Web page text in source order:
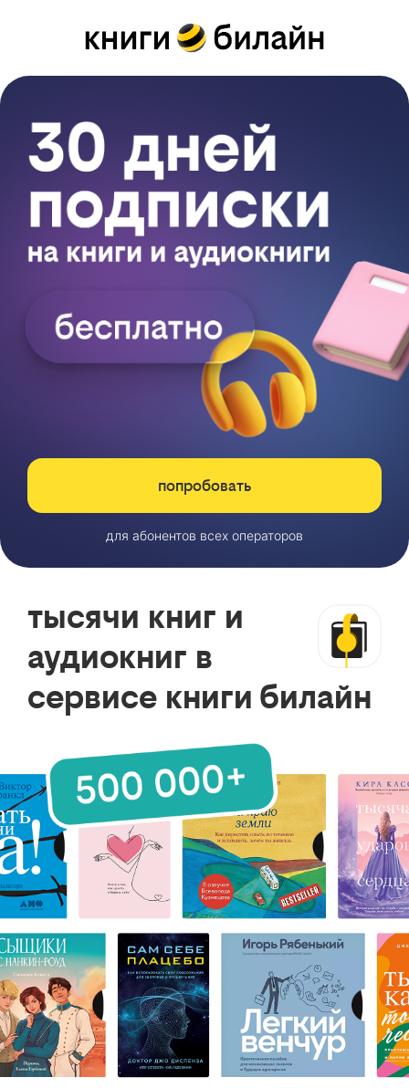
попробовать
для абонентов всех операторов
тысячи книг и
аудиокниг в
сервисе книги билайн